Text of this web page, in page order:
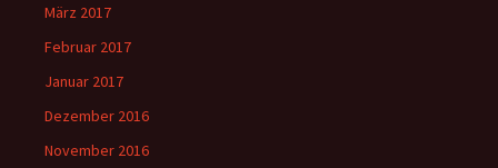
März 2017
Februar 2017
Januar 2017
Dezember 2016
November 2016